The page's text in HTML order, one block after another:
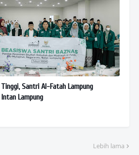
Santri Al-Fatah Lampung
Intan Lampung
Lebih lama